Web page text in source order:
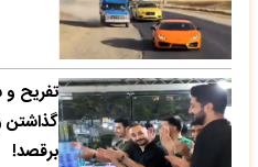
تفریح
برقصد!